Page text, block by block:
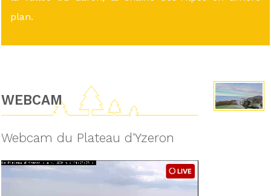
plan.
WEBCAM
Webcam du Plateau d'Yzeron